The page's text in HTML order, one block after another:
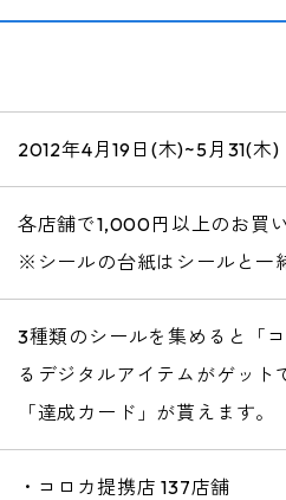
2012年4月19日(木)~5月31(木)
各店舗で1,000円以上のお買
※シールの台紙はシールと一
3種類のシールを集めると「
るデジタルアイテムがゲッ
「達成カード」が貰えます。
・コロカ提携店 137店舗